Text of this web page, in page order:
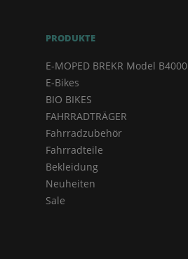
PRODUKTE
E-MOPED BREKR Model B4000
E-Bikes
BIO BIKES
FAHRRADTRÄGER
Fahrradzubehör
Fahrradteile
Bekleidung
Neuheiten
Sale